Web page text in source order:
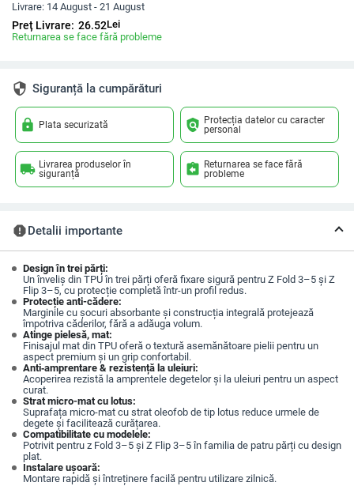
Livrare: 14 August - 21 August
Preț Livrare: 26.52Lei
Returnarea se face fără probleme
security Siguranță la cumpărături
lock Plata securizată policy Protecția datelor cu caracter
personal
local_shipping Livrarea produselor în
siguranță
assignment_return Returnarea se face fără
probleme
reportDetalii importante
Design în trei părți:
Un înveliș din TPU în trei părți oferă fixare sigură pentru Z Fold 3–5 și Z
Flip 3–5, cu protecție completă într-un profil redus.
Protecție anti-​​cădere:
Marginile cu șocuri absorbante și construcția integrală protejează
împotriva căderilor, fără a adăuga volum.
Atinge pielesă, mat:
Finisajul mat din TPU oferă o textură asemănătoare pielii pentru un
aspect premium și un grip confortabil.
Anti‑amprentare & rezistență la uleiuri:
Acoperirea rezistă la amprentele degetelor și la uleiuri pentru un aspect
curat.
Strat micro-mat cu lotus:
Suprafața micro-mat cu strat oleofob de tip lotus reduce urmele de
degete și facilitează curățarea.
Compatibilitate cu modelele:
Potrivit pentru z Fold 3–5 și Z Flip 3–5 în familia de patru părți cu design
plat.
Instalare ușoară:
Montare rapidă și întreținere facilă pentru utilizare zilnică.